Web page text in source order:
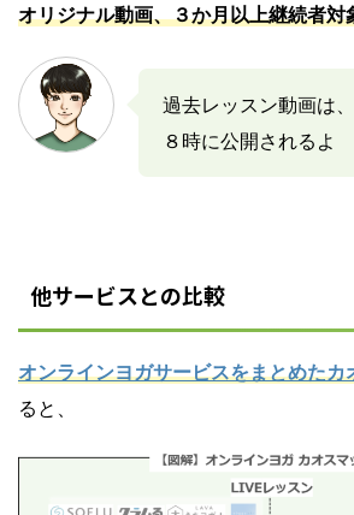
オリジナル動画、３か月以上継続者対
過去レッスン動画は
８時に公開されるよ
他サービスとの比較
オンラインヨガサービスをまとめたカ
ると、